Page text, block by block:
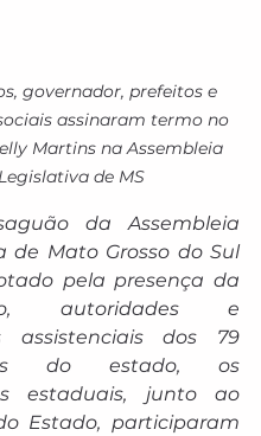
governador, prefeitos e
assinaram termo no
Martins na Assembleia
Legislativa de MS
da Assembleia
de Mato Grosso do Sul
pela presença da
autoridades e
assistenciais dos 79
do estado, os
estaduais, junto ao
Estado, participaram